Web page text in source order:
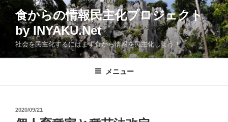
コ
食からの情報民主化プロジェクト
by INYAKU.Net
社会を民主化するにはまず食から情報を民主化しよう！
メニュー
投
稿
2020/09/21